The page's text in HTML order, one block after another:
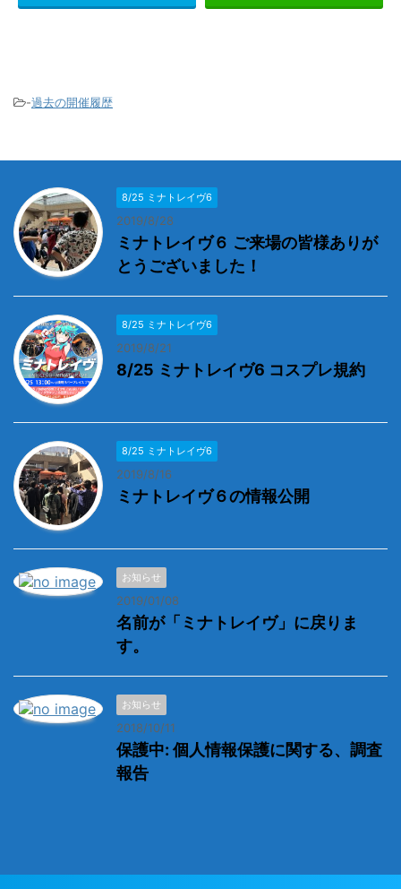
-過去の開催履歴
8/25 ミナトレイヴ6
2019/8/28
ミナトレイヴ６ ご来場の皆様ありが
とうございました！
8/25 ミナトレイヴ6
2019/8/21
8/25 ミナトレイヴ6 コスプレ規約
8/25 ミナトレイヴ6
2019/8/16
ミナトレイヴ６の情報公開
お知らせ
2019/01/08
名前が「ミナトレイヴ」に戻りま
す。
お知らせ
2018/10/11
保護中: 個人情報保護に関する、調査
報告